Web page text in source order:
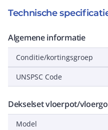
Technische
Algemene informatie
Conditie/kortingsgroep
UNSPSC Code
Dekselset vloerpot/
Model